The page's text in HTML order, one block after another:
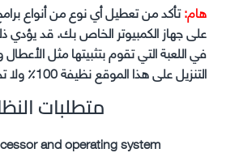
هام:تأكد من تعطيل أي نوع من أنواع
على جهاز الكمبيوتر الخاص بك. قد
في اللعبة التي تقوم بتثبيتها مثل
التنزيل على هذا الموقع نظيفة 100٪ ولا تحتوي على أي فيروس!
متطلبات
and operating system